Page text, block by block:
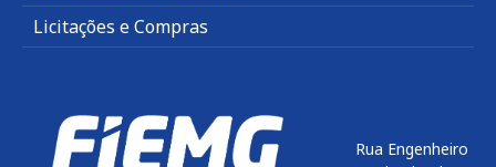
Licitações e Compras
Rua Engenheiro